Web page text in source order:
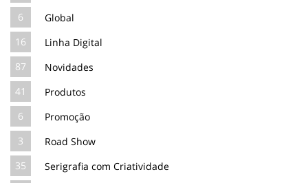
6
Global
16
Linha Digital
87
Novidades
41
Produtos
6
Promoção
3
Road Show
35
Serigrafia com Criatividade